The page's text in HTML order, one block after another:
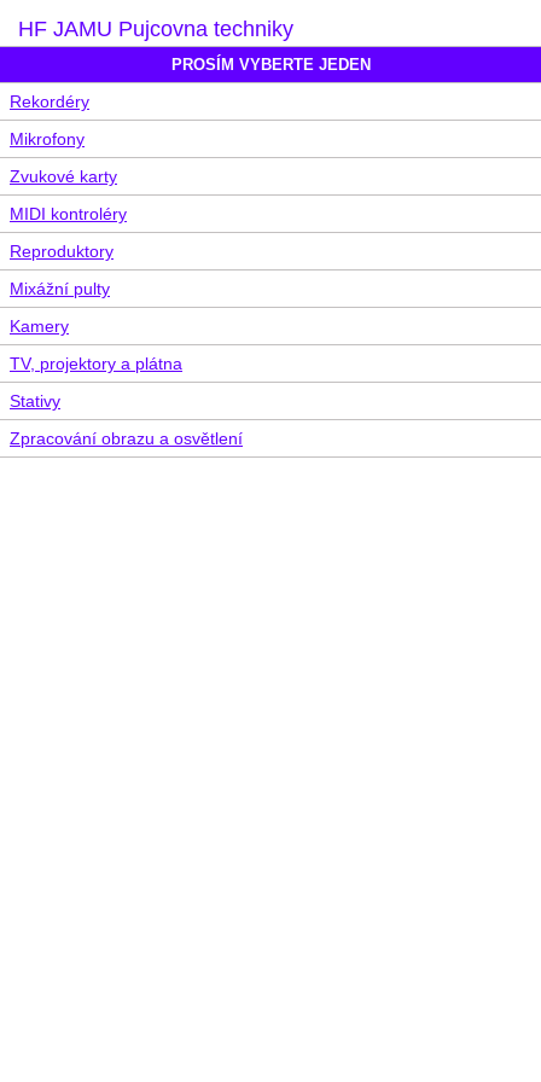
HF JAMU Pujcovna techniky
PROSÍM VYBERTE JEDEN
Rekordéry
Mikrofony
Zvukové karty
MIDI kontroléry
Reproduktory
Mixážní pulty
Kamery
TV, projektory a plátna
Stativy
Zpracování obrazu a osvětlení